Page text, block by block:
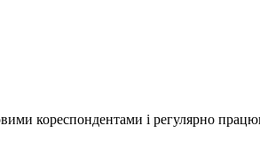
кореспондентами і регулярно